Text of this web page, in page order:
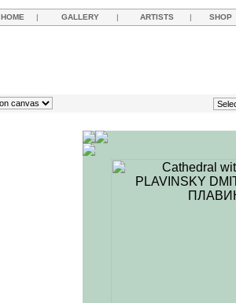
HOME | GALLERY | ARTISTS | SHOP